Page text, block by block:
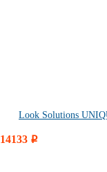
Look Solutions
14133 i